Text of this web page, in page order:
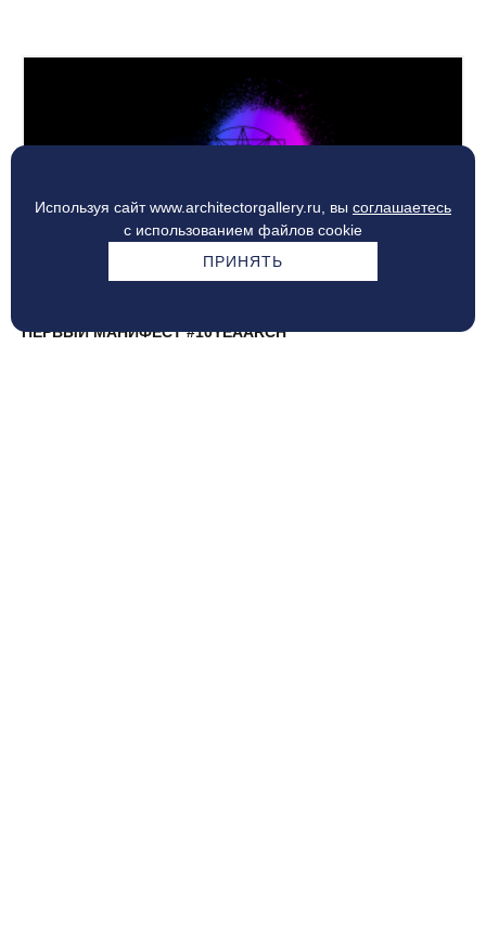
ПЕРВЫЙ МАНИФЕСТ #10YEAARCH
Используя сайт www.architectorgallery.ru, вы соглашаетесь
с использованием файлов cookie
ПРИНЯТЬ